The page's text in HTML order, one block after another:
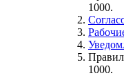
1000.
1000.